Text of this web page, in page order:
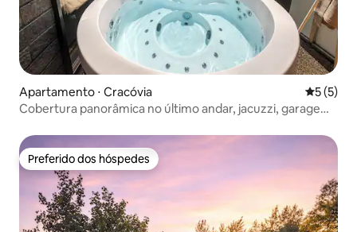
Apartamento ⋅ Cracóvia 5 de
5 (5)
Cobertura panorâmica no último andar, jacuzzi, garagem,
Preferido dos hóspedes
Preferido dos hóspedes